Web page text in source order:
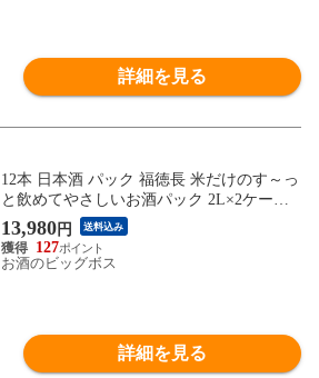
詳細を見る
12本 日本酒 パック 福徳長 米だけのす～っ
と飲めてやさしいお酒パック 2L×2ケース/1
2本《012》『FSH』2000ml【本州のみ 送料
無料】
13,980円 送料込み
127
お酒のビッグボス
詳細を見る